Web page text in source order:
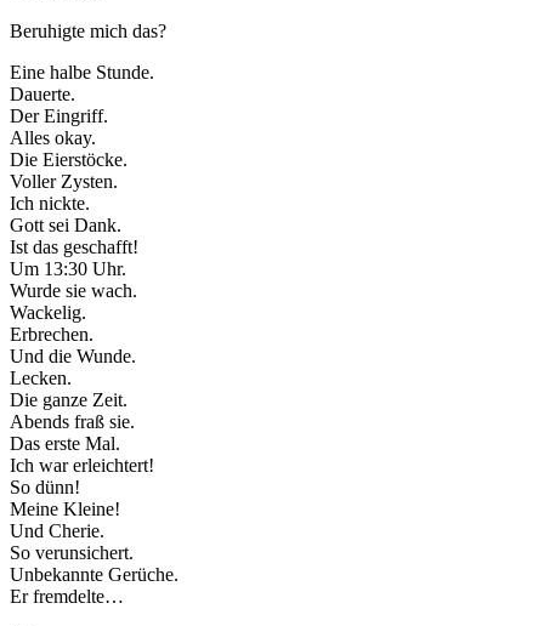
Beruhigte mich das?
Eine halbe Stunde.
Dauerte.
Der Eingriff.
Alles okay.
Die Eierstöcke.
Voller Zysten.
Ich nickte.
Gott sei Dank.
Ist das geschafft!
Um 13:30 Uhr.
Wurde sie wach.
Wackelig.
Erbrechen.
Und die Wunde.
Lecken.
Die ganze Zeit.
Abends fraß sie.
Das erste Mal.
Ich war erleichtert!
So dünn!
Meine Kleine!
Und Cherie.
So verunsichert.
Unbekannte Gerüche.
Er fremdelte…